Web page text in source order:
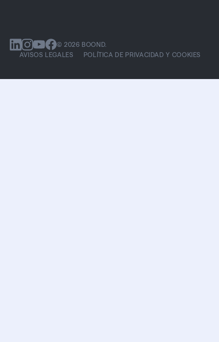
© 2026 BOOND.
AVISOS LEGALES
POLÍTICA DE PRIVACIDAD Y COOKIES